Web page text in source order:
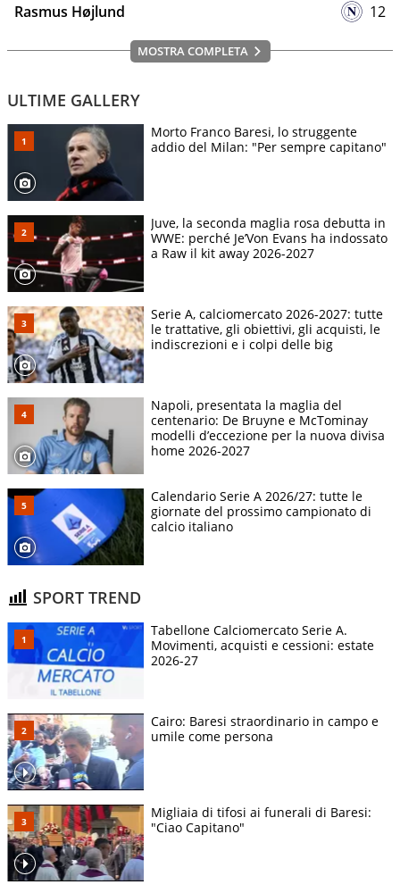
Rasmus Højlund 12
MOSTRA COMPLETA
ULTIME GALLERY
Morto Franco Baresi, lo struggente
addio del Milan: "Per sempre capitano"
Juve, la seconda maglia rosa debutta in
WWE: perché Je’Von Evans ha indossato
a Raw il kit away 2026-2027
Serie A, calciomercato 2026-2027: tutte
le trattative, gli obiettivi, gli acquisti, le
indiscrezioni e i colpi delle big
Napoli, presentata la maglia del
centenario: De Bruyne e McTominay
modelli d’eccezione per la nuova divisa
home 2026-2027
Calendario Serie A 2026/27: tutte le
giornate del prossimo campionato di
calcio italiano
SPORT TREND
Tabellone Calciomercato Serie A.
Movimenti, acquisti e cessioni: estate
2026-27
Cairo: Baresi straordinario in campo e
umile come persona
Migliaia di tifosi ai funerali di Baresi:
"Ciao Capitano"